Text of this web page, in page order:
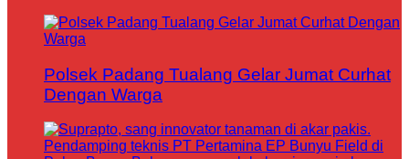
Polsek Padang Tualang Gelar Jumat Curhat
Dengan Warga